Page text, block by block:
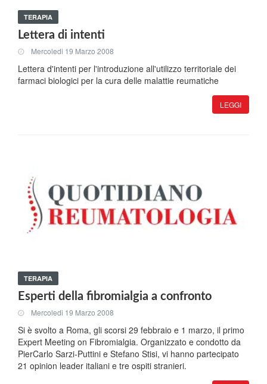
TERAPIA
Lettera di intenti
Mercoledi 19 Marzo 2008
Lettera d'intenti per l'introduzione all'utilizzo territoriale dei
farmaci biologici per la cura delle malattie reumatiche
LEGGI
TERAPIA
Esperti della fibromialgia a confronto
Mercoledi 19 Marzo 2008
Si è svolto a Roma, gli scorsi 29 febbraio e 1 marzo, il primo
Expert Meeting on Fibromialgia. Organizzato e condotto da
PierCarlo Sarzi-Puttini e Stefano Stisi, vi hanno partecipato
21 opinion leader italiani e tre ospiti stranieri.